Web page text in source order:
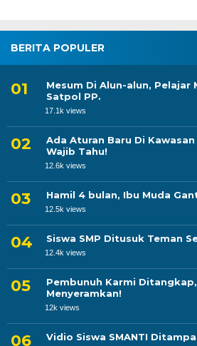
BERITA POPULER
Mesum Di Alun-alun, Pelajar
Satpol PP.
17.1k views
Ada Aturan Baru Di
Wajib Tahu!
12.6k views
Hamil 4 bulan, Ibu Muda
12.5k views
Siswa SMP Ditusuk Teman
12.4k views
Pembunuh Karmi
Menyeramkan!
12k views
Vidio Siswa SMANTI